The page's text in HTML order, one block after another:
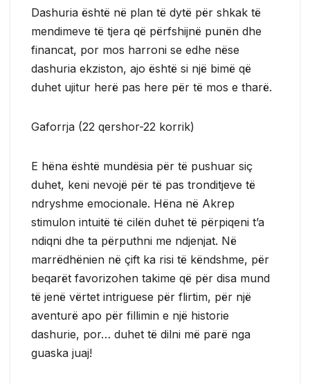
Dashuria është në plan të dytë për shkak të
mendimeve të tjera që përfshijnë punën dhe
financat, por mos harroni se edhe nëse
dashuria ekziston, ajo është si një bimë që
duhet ujitur herë pas here për të mos e tharë.
Gaforrja (22 qershor-22 korrik)
E hëna është mundësia për të pushuar siç
duhet, keni nevojë për të pas tronditjeve të
ndryshme emocionale. Hëna në Akrep
stimulon intuitë të cilën duhet të përpiqeni t’a
ndiqni dhe ta përputhni me ndjenjat. Në
marrëdhënien në çift ka risi të këndshme, për
beqarët favorizohen takime që për disa mund
të jenë vërtet intriguese për flirtim, për një
aventurë apo për fillimin e një historie
dashurie, por… duhet të dilni më parë nga
guaska juaj!